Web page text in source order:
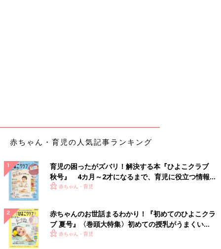
えをどう切り替えればいいでしょうか。
上条 まず“育児は一人ではできない”と認識しましょう。自分が
「母親としていたらないから一人でできない」とご相談をいただ
くことが多いのですが、違います。アフリカのことわざで「一人
の子どもを育てるには村がまるごと一つは必要」というのが有名
ですがその通りです。夫婦で協力しあうことや外部サービスを利
用して第三の大人の手を頼ることは、むしろ必要不可欠なことで
す。真面目で責任感が強いママほど「これは私の役割だ」と育児
の自分担当の範囲が広く、それがしんどさの一因です。疲れてい
赤ちゃん・育児の人気記事ランキング
育児の困ったがズバリ！解決する本『ひよこクラブ
秋号』 4カ月～2才になるまで、育児に役立つ情報が
いっぱい！
赤ちゃん・育児
赤ちゃんのお世話まるわかり！『初めてのひよこクラ
ブ 夏号』〈巻頭大特集〉初めての授乳がうまくい
く！ おっぱい・ミルクの基本と夏のトラブル 解決テ
赤ちゃん・育児